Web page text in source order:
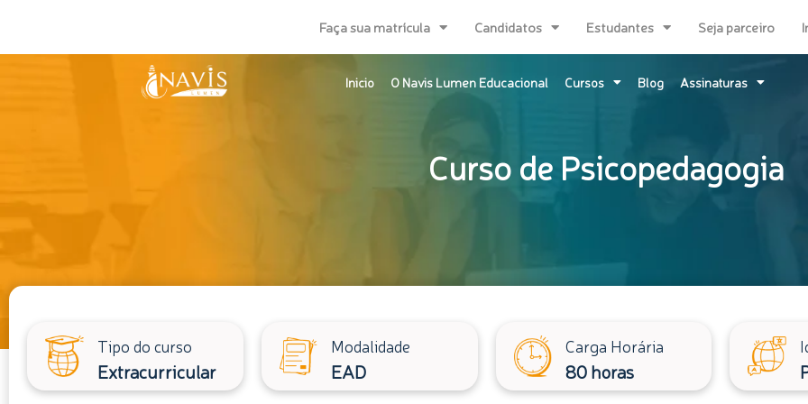
o
Faça sua matrícula Candidatos Estudantes Seja parceiro
Inicio O Navis Lumen Educacional Cursos Blog Assinaturas
Curso de Psicopedagogia
Tipo do curso
Extracurricular
Modalidade
EAD
Carga Horária
80 horas